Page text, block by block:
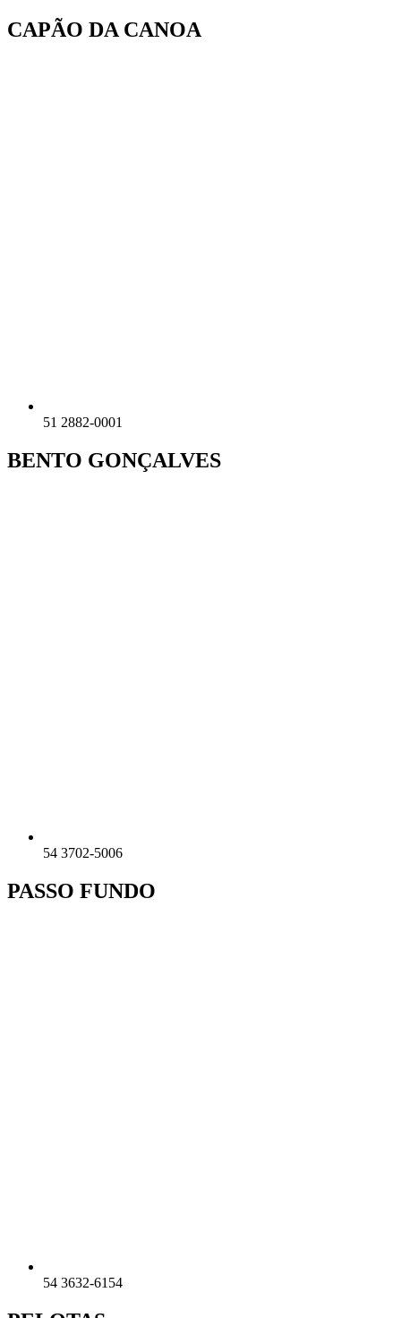
Ir
para
CAPÃO DA CANOA
51 2882-0001
BENTO GONÇALVES
54 3702-5006
PASSO FUNDO
54 3632-6154